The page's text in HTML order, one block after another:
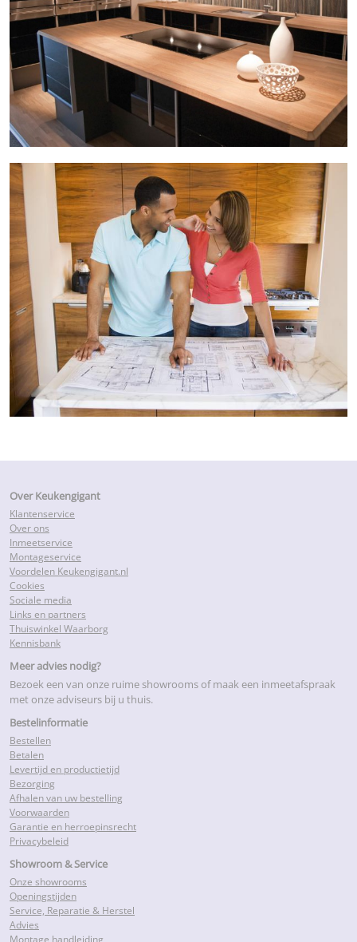
Over Keukengigant
Klantenservice
Over ons
Inmeetservice
Montageservice
Voordelen Keukengigant.nl
Cookies
Sociale media
Links en partners
Thuiswinkel Waarborg
Kennisbank
Meer advies nodig?
Bezoek een van onze ruime showrooms of maak een inmeetafspraak
met onze adviseurs bij u thuis.
Bestelinformatie
Bestellen
Betalen
Levertijd en productietijd
Bezorging
Afhalen van uw bestelling
Voorwaarden
Garantie en herroepinsrecht
Privacybeleid
Showroom & Service
Onze showrooms
Openingstijden
Service, Reparatie & Herstel
Advies